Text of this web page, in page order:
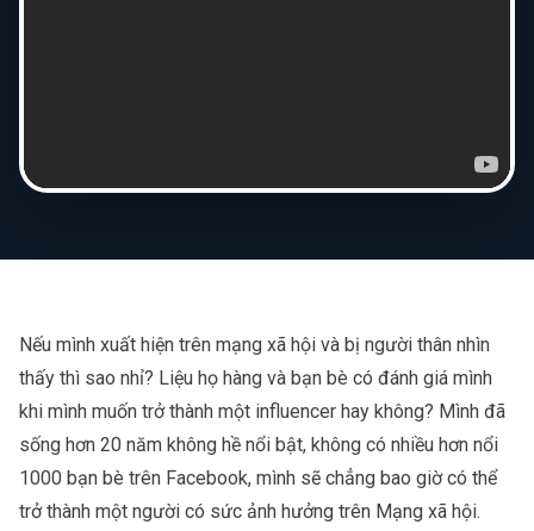
Nếu mình xuất hiện trên mạng xã hội và bị người thân nhìn
thấy thì sao nhỉ? Liệu họ hàng và bạn bè có đánh giá mình
khi mình muốn trở thành một influencer hay không? Mình đã
sống hơn 20 năm không hề nổi bật, không có nhiều hơn nổi
1000 bạn bè trên Facebook, mình sẽ chẳng bao giờ có thể
trở thành một người có sức ảnh hưởng trên Mạng xã hội.